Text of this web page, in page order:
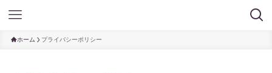
ホーム プライバシーポリシー